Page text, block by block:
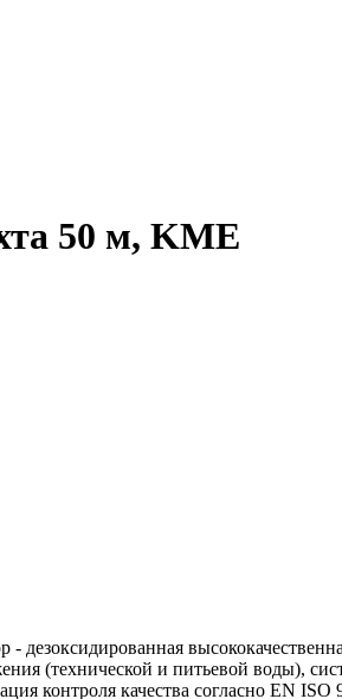
50 м, KME
(технической и питьевой воды),
контроля качества согласно EN ISO